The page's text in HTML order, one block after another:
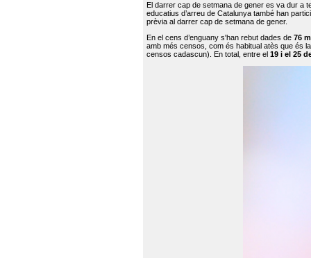
El darrer cap de setmana de gener es va dur a
educatius d’arreu de Catalunya també han
prèvia al darrer cap de setmana de gener.
En el cens d’enguany s'han rebut dades de 76
amb més censos, com és habitual atès que és
censos cadascun). En total, entre el 19 i el 25